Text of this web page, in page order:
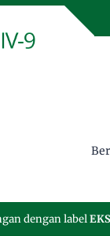
dengan label